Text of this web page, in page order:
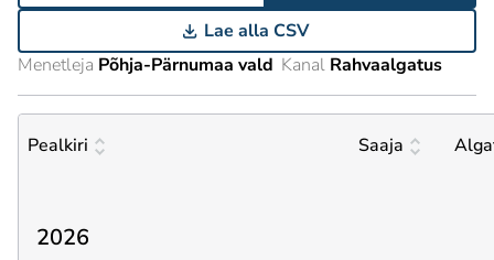
Lae alla CSV
Menetleja Põhja-Pärnumaa vald Kanal Rahvaalgatus
Pealkiri Saaja
2026